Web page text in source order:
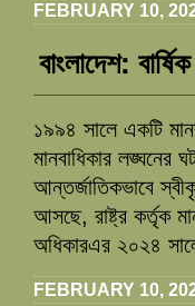
FEBRUARY 10,
বাংলাদেশ:
১৯৯৪ সালে একটি
মানবাধিকার লঙ্ঘনের
আন্তর্জাতিকভাবে
আসছে, রাষ্ট্র কর্তৃক
অধিকারএর ২০২৪
FEBRUARY 10,